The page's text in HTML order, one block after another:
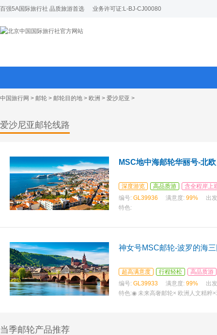
百强5A国际旅行社 品质旅游首选 业务许可证:L-BJ-CJ00080
中国旅行网 > 邮轮 > 邮轮目的地 > 欧洲 > 爱沙尼亚 >
爱沙尼亚邮轮线路
MSC地中海邮轮华丽号-北
深度游览 高品质游
含全程岸上
编号: GL39936 满意度: 99%
出
特色:
神女号MSC邮轮-波罗的海
超高满意度 行程轻松
高品质游
编号: GL39933 满意度: 99%
出
特色:◉ 未来高奢邮轮× 欧洲人文精粹
当季邮轮产品推荐